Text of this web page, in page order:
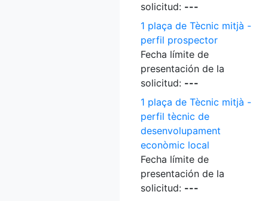
solicitud: ---
1 plaça de Tècnic mitjà -
perfil prospector
Fecha límite de
presentación de la
solicitud: ---
1 plaça de Tècnic mitjà -
perfil tècnic de
desenvolupament
econòmic local
Fecha límite de
presentación de la
solicitud: ---